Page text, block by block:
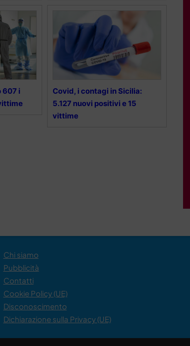
607 i
Covid, i contagi in Sicilia:
5.127 nuovi positivi e 15
vittime
Chi siamo
Pubblicità
Contatti
Cookie Policy (UE)
Disconoscimento
Dichiarazione sulla Privacy (UE)